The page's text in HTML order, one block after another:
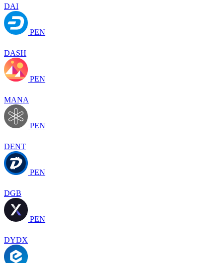
DAI
PEN
DASH
PEN
MANA
PEN
DENT
PEN
DGB
PEN
DYDX